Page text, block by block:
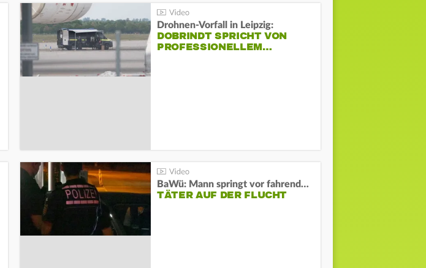
Drohnen-Vorfall in Leipzig:
DOBRINDT SPRICHT VON
PROFESSIONELLEM…
BaWü: Mann springt vor fahrendes Auto und schießt
TÄTER AUF DER FLUCHT